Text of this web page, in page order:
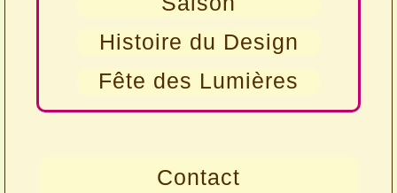
Histoire du Design
Fête des Lumières
Contact